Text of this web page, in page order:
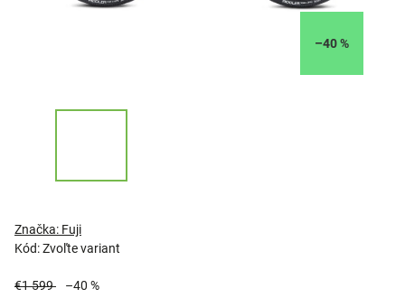
–40 %
Kód:Zvoľte variant
Značka: Fuji
€1 599 –40 %